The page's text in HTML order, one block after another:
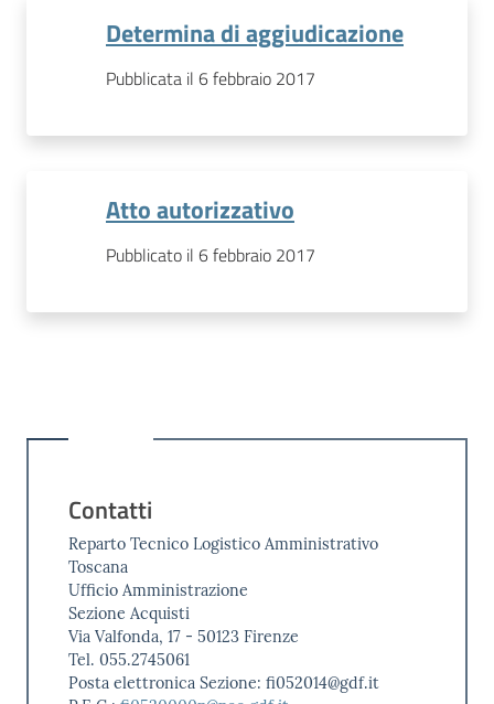
Determina di aggiudicazione
Pubblicata il 6 febbraio 2017
Atto autorizzativo
Pubblicato il 6 febbraio 2017
Contatti
Reparto Tecnico Logistico Amministrativo
Toscana
Ufficio Amministrazione
Sezione Acquisti
Via Valfonda, 17 - 50123 Firenze
Tel. 055.2745061
Posta elettronica Sezione: fi052014@gdf.it